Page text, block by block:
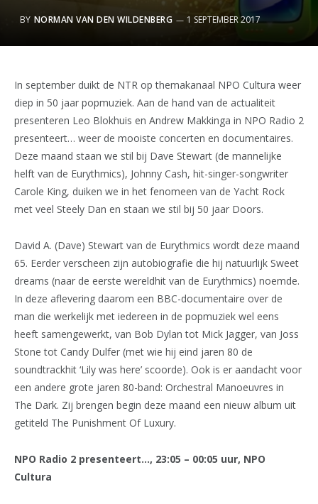
BY NORMAN VAN DEN WILDENBERG 1 SEPTEMBER 2017
In september duikt de NTR op themakanaal NPO Cultura weer
diep in 50 jaar popmuziek. Aan de hand van de actualiteit
presenteren Leo Blokhuis en Andrew Makkinga in NPO Radio 2
presenteert… weer de mooiste concerten en documentaires.
Deze maand staan we stil bij Dave Stewart (de mannelijke
helft van de Eurythmics), Johnny Cash, hit-singer-songwriter
Carole King, duiken we in het fenomeen van de Yacht Rock
met veel Steely Dan en staan we stil bij 50 jaar Doors.
David A. (Dave) Stewart van de Eurythmics wordt deze maand
65. Eerder verscheen zijn autobiografie die hij natuurlijk Sweet
dreams (naar de eerste wereldhit van de Eurythmics) noemde.
In deze aflevering daarom een BBC-documentaire over de
man die werkelijk met iedereen in de popmuziek wel eens
heeft samengewerkt, van Bob Dylan tot Mick Jagger, van Joss
Stone tot Candy Dulfer (met wie hij eind jaren 80 de
soundtrackhit ‘Lily was here’ scoorde). Ook is er aandacht voor
een andere grote jaren 80-band: Orchestral Manoeuvres in
The Dark. Zij brengen begin deze maand een nieuw album uit
getiteld The Punishment Of Luxury.
NPO Radio 2 presenteert…, 23:05 – 00:05 uur, NPO
Cultura